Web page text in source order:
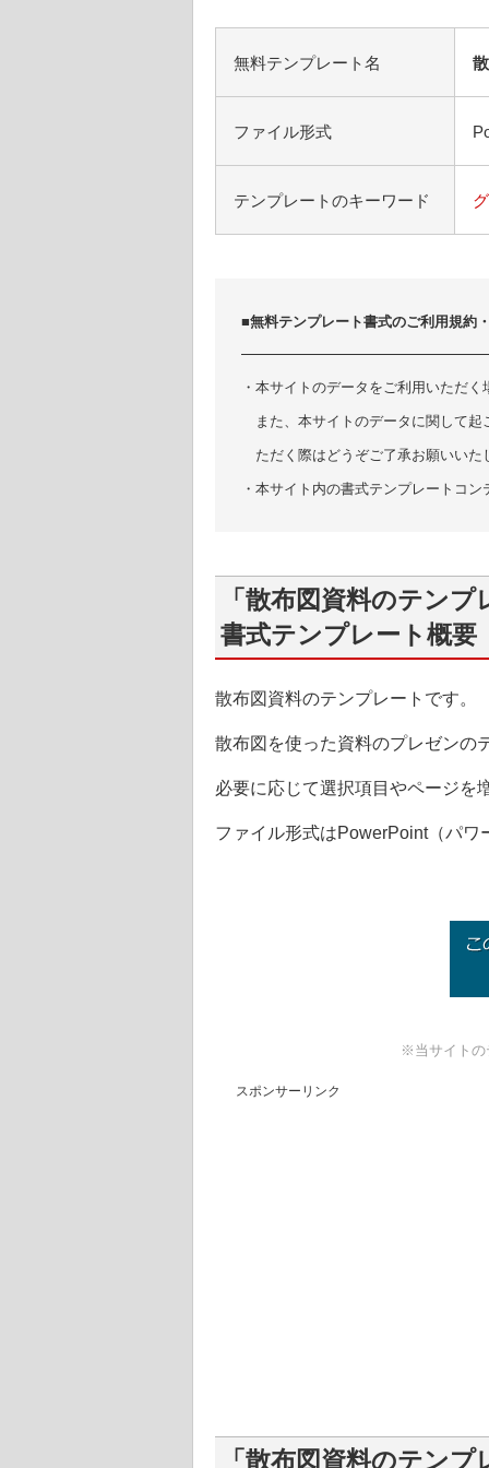
無料テンプレート名
ファイル形式
テンプレートのキーワード
■無料テンプレート書式のご利用規約
・本サイトのデータをご利用いただ
また、本サイトのデータに関して
ただく際はどうぞご了承お願いいた
・本サイト内の書式テンプレートコ
「散布図資料のテン
書式テンプレート概要
散布図資料のテンプレートです。
散布図を使った資料のプレゼンの
必要に応じて選択項目やページを
ファイル形式はPowerPoint（パワ
※当サイトの
スポンサーリンク
「散布図資料のテン